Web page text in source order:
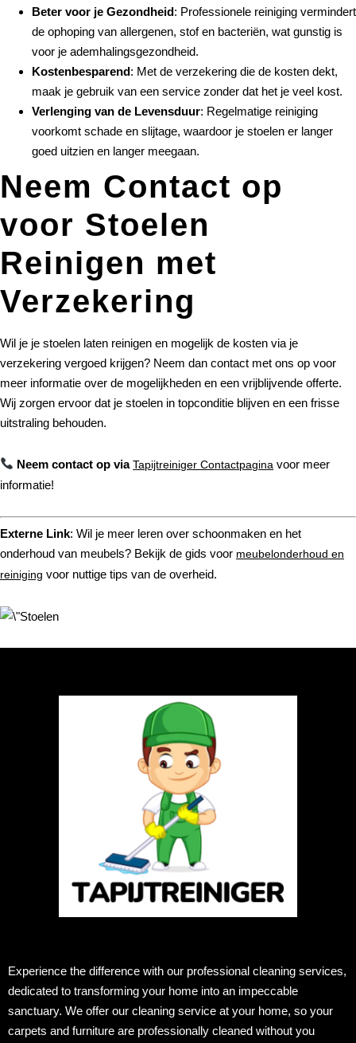
Beter voor je Gezondheid: Professionele reiniging vermindert
de ophoping van allergenen, stof en bacteriën, wat gunstig is
voor je ademhalingsgezondheid.
Kostenbesparend: Met de verzekering die de kosten dekt,
maak je gebruik van een service zonder dat het je veel kost.
Verlenging van de Levensduur: Regelmatige reiniging
voorkomt schade en slijtage, waardoor je stoelen er langer
goed uitzien en langer meegaan.
Neem Contact op
voor Stoelen
Reinigen met
Verzekering
Wil je je stoelen laten reinigen en mogelijk de kosten via je
verzekering vergoed krijgen? Neem dan contact met ons op voor
meer informatie over de mogelijkheden en een vrijblijvende offerte.
Wij zorgen ervoor dat je stoelen in topconditie blijven en een frisse
uitstraling behouden.
Neem contact op viaTapijtreiniger Contactpagina voor meer
informatie!
Externe Link: Wil je meer leren over schoonmaken en het
onderhoud van meubels? Bekijk de gids voor meubelonderhoud en
reiniging voor nuttige tips van de overheid.
Experience the difference with our professional cleaning services,
dedicated to transforming your home into an impeccable
sanctuary. We offer our cleaning service at your home, so your
carpets and furniture are professionally cleaned without you